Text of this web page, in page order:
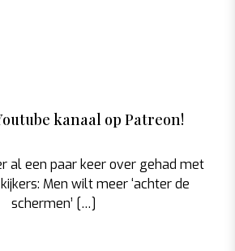
kanaal op Patreon!
al een paar keer over gehad met
Men wilt meer ‘achter de
schermen’ […]